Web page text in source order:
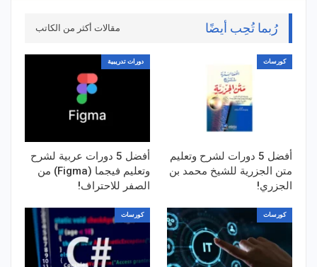
رُبما تُحِب أيضًا مقالات أكثر من الكاتب
كورسات
أفضل 5 دورات لشرح وتعليم
متن الجزرية للشيخ محمد بن
الجزري!
دورات تدريبية
أفضل 5 دورات عربية لشرح
وتعليم فيجما (Figma) من
الصفر للاحتراف!
كورسات كورسات